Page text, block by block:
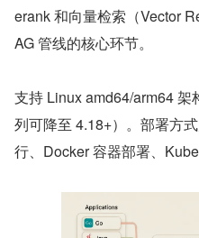
erank 和向量检索（Vector
AG 管线的核心环节。
支持 Linux amd64/arm64
列可降至 4.18+）。部署方
行、Docker 容器部署、